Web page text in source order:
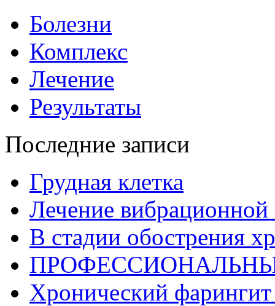
Болезни
Комплекс
Лечение
Результаты
Последние записи
Грудная клетка
Лечение вибрационной
В стадии обострения
Хронический фарингит